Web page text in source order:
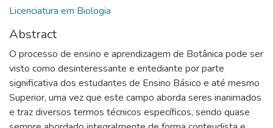
Licenciatura em Biologia
Abstract
O processo de ensino e aprendizagem de Botânica pode ser
visto como desinteressante e entediante por parte
significativa dos estudantes de Ensino Básico e até mesmo
Superior, uma vez que este campo aborda seres inanimados
e traz diversos termos técnicos específicos, sendo quase